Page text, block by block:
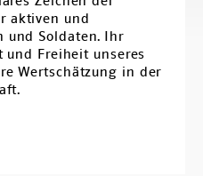
aktiven und
und Soldaten. Ihr
Freiheit unseres
Wertschätzung in der